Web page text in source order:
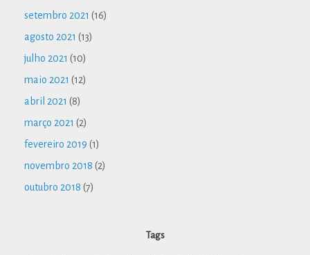
setembro 2021 (16)
agosto 2021 (13)
julho 2021 (10)
maio 2021 (12)
abril 2021 (8)
março 2021 (2)
fevereiro 2019 (1)
novembro 2018 (2)
outubro 2018 (7)
Tags